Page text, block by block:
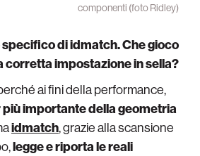
componenti (foto Ridley)
di idmatch. Che gioco
corretta impostazione in sella?
ai fini della performance,
più importante della geometria
idmatch, grazie alla scansione
legge e riporta le reali